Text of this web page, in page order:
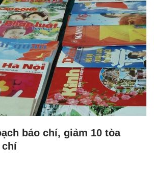
báo chí, giảm 10 tòa
chí